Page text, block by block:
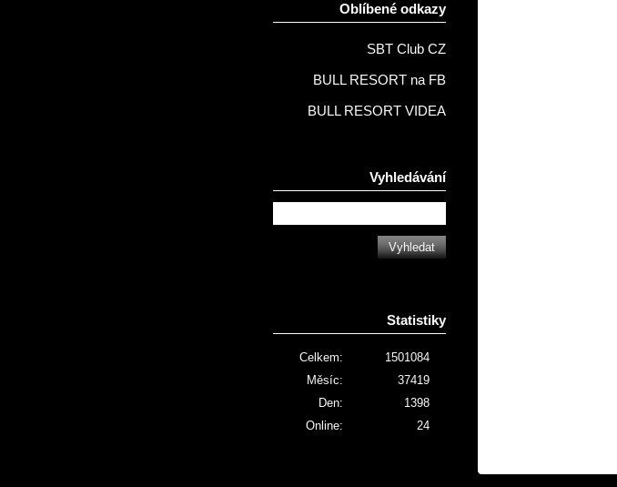
Oblíbené odkazy
SBT Club CZ
BULL RESORT na FB
BULL RESORT VIDEA
Vyhledávání
Statistiky
Online: 24
Celkem:
1501084
Měsíc:
37419
Den:
1398